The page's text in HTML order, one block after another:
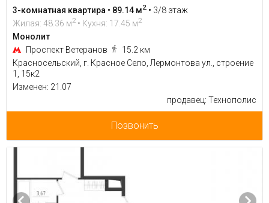
3-комнатная квартира • 89.14 м2 • 3/8 этаж
Жилая: 48.36 м2 • Кухня: 17.45 м2
Монолит
Проспект Ветеранов
15.2 км
Красносельский, г. Красное Село, Лермонтова ул., строение
1, 15к2
Изменен: 21.07
продавец: Технополис
Позвонить